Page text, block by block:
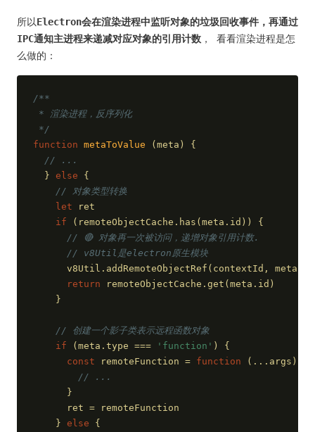
所以Electron会在渲染进程中监听对象的垃圾回收事件，再通过
IPC通知主进程来递减对应对象的引用计数 ， 看看渲染进程是怎
么做的：
/**
* 渲染进程，反序列化
*/
function metaToValue (meta ) {
// ...
  }
else {
// 对象类型转换
let ret
if (remoteObjectCache.has(meta.id)) {
// 🔴 对象再一次被访问，递增对象引用计数.
// v8Util是electron原生模块
v8Util.addRemoteObjectRef(contextId,
return remoteObjectCache.get(meta.id)
    }
// 创建一个影子类表示远程函数对象
if (meta.type === 'function' ) {
const remoteFunction = function ( ...args )
// ...
      }
      ret = remoteFunction
    }
else {